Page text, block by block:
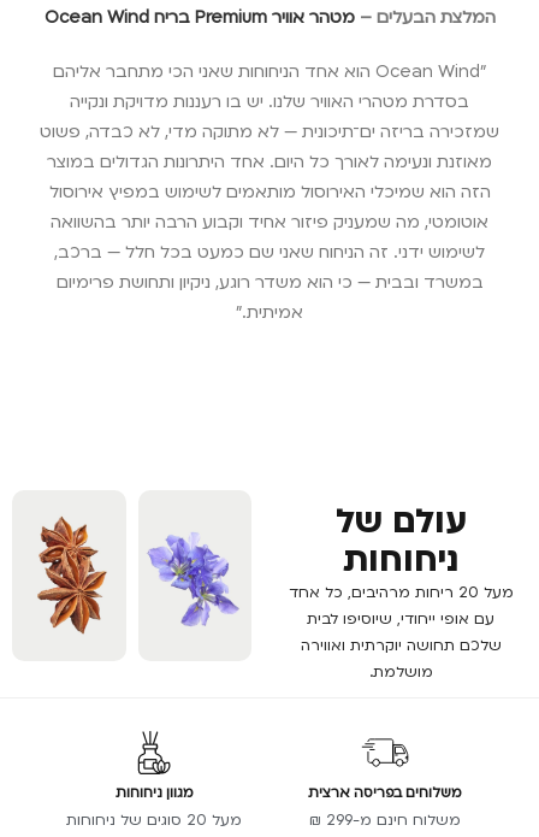
המלצת הבעלים –מטהר אוויר Premium בריח Ocean Wind
"Ocean Wind הוא אחד הניחוחות שאני הכי מתחבר אליהם
בסדרת מטהרי האוויר שלנו. יש בו רעננות מדויקת ונקייה
שמזכירה בריזה ים־תיכונית — לא מתוקה מדי, לא כבדה, פשוט
מאוזנת ונעימה לאורך כל היום. אחד היתרונות הגדולים במוצר
הזה הוא שמיכלי האירוסול מותאמים לשימוש במפיץ אירוסול
אוטומטי, מה שמעניק פיזור אחיד וקבוע הרבה יותר בהשוואה
לשימוש ידני. זה הניחוח שאני שם כמעט בכל חלל — ברכב,
במשרד ובבית — כי הוא משדר רוגע, ניקיון ותחושת פרימיום
אמיתית."
עולם של
ניחוחות
מעל 20 ריחות מרהיבים, כל אחד
עם אופי ייחודי, שיוסיפו לבית
שלכם תחושה יוקרתית ואווירה
מושלמת.
משלוחים בפריסה ארצית
משלוח חינם מ-299 ₪
מגוון ניחוחות
מעל 20 סוגים של ניחוחות